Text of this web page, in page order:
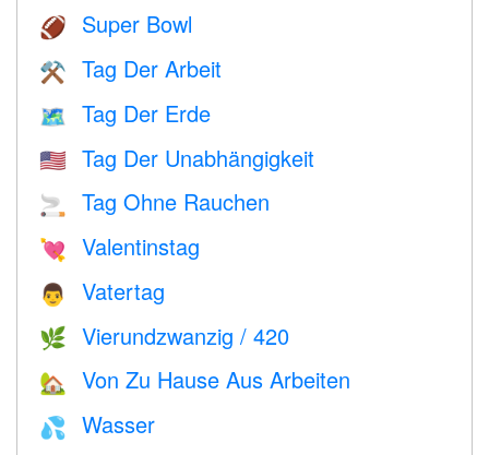
🏈 Super Bowl
⚒️ Tag Der Arbeit
🗺️ Tag Der Erde
🇺🇸 Tag Der Unabhängigkeit
🚬 Tag Ohne Rauchen
💘 Valentinstag
👨 Vatertag
🌿 Vierundzwanzig / 420
🏡 Von Zu Hause Aus Arbeiten
💦 Wasser